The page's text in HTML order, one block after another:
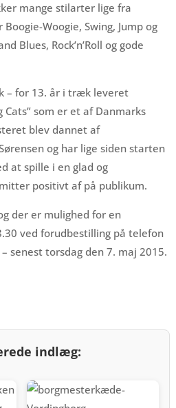
mange stilarter lige fra
Woogie, Swing, Jump og
Blues, Rock’n’Roll og gode
– for 13. år i træk leveret
Cats” som er et af Danmarks
blev dannet af
og har lige siden starten
at spille i en glad og
positivt af på publikum.
der er mulighed for en
ved forudbestilling på telefon
senest torsdag den 7. maj 2015.
indlæg: